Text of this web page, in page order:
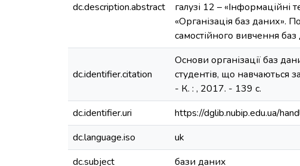
dc.description.abstract
галузі 12 – «Інформаційні
«Організація баз даних».
самостійного вивчення
dc.identifier.citation
Основи організації баз
студентів, що навчаються
- К. : , 2017. - 139 с.
dc.identifier.uri
https://dglib.nubip.edu.ua/
dc.language.iso
uk
dc.subject
бази даних